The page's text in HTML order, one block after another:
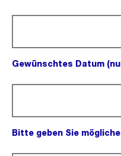
Gewünschtes Datum
Bitte geben Sie